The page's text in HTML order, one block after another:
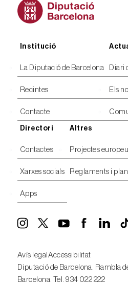
Peu
Institució
La Diputació de Barcelona
Recintes
Contacte
Diari
Els
Directori
Contactes
Xarxes socials
Apps
Altres
Projectes
Reglaments i
Avís legal Accessibilitat
Diputació de Barcelona. Rambla
Barcelona. Tel. 934 022 222